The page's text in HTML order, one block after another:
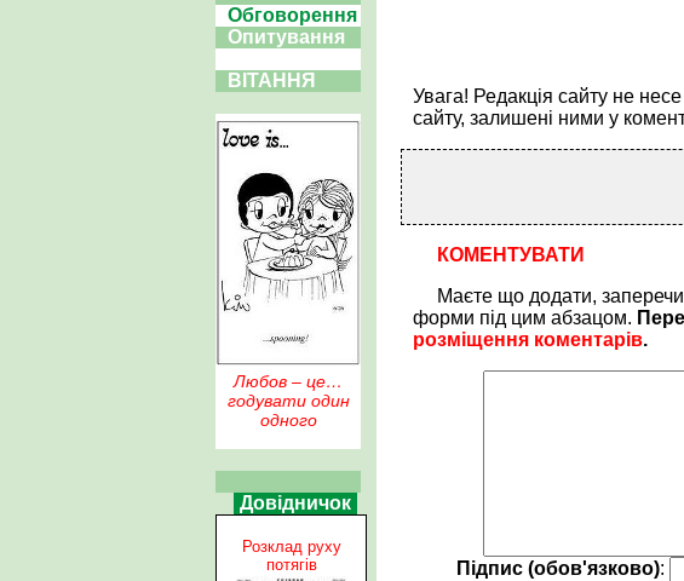
Обговорення
Опитування
ВІТАННЯ
Любов – це…
годувати один
одного
Довідничок
Розклад руху
потягів
Увага! Редакція сайту не
сайту, залишені ними у
КОМЕНТУВАТИ
Маєте що додати,
форми під цим абзацом.
розміщення коментарів.
Підпис (обов'язково):